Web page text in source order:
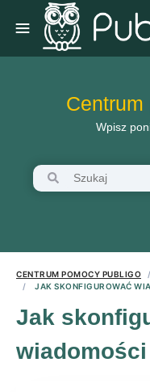
Wpisz
CENTRUM POMOCY PUBLIGO
JAK SKONFIGUROWAĆ
Jak